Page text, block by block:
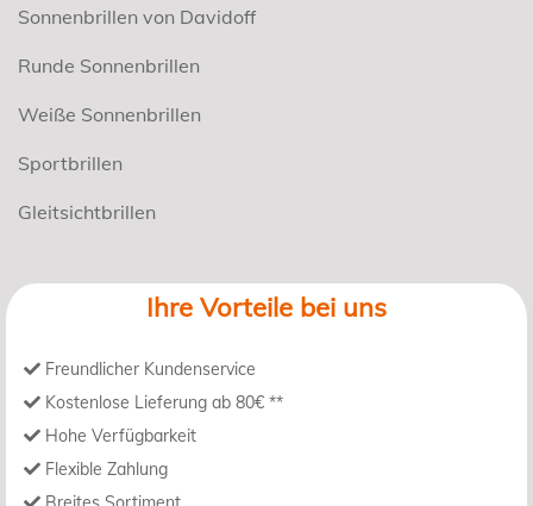
Sonnenbrillen von Davidoff
Runde Sonnenbrillen
Weiße Sonnenbrillen
Sportbrillen
Gleitsichtbrillen
Ihre Vorteile bei uns
Freundlicher Kundenservice
Kostenlose Lieferung ab 80€ **
Hohe Verfügbarkeit
Flexible Zahlung